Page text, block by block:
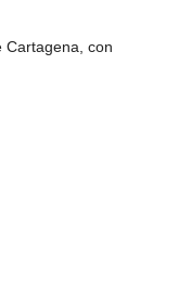
Cartagena, con